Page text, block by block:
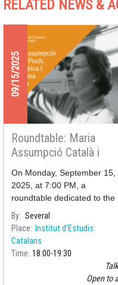
RELATED NEWS &
09/15/2025
Roundtable: Maria
Assumpció Català i
Poch – Catalan
Mathematician and
Astronomer
On Monday, September 15,
2025, at 7:00 PM, a
roundtable dedicated to the
figure of Maria Assumpció
Català i Poch, a Catalan
mathematician and
astronomer, will take place at
the Pere i Joan Coromine
By Several
Place
Institut d'Estudis
Catalans
Time 18:00 19:30
Open to